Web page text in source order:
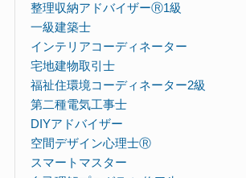
整理収納アドバイザーⓇ1級
一級建築士
インテリアコーディネーター
宅地建物取引士
福祉住環境コーディネーター2級
第二種電気工事士
DIYアドバイザー
空間デザイン心理士Ⓡ
スマートマスター